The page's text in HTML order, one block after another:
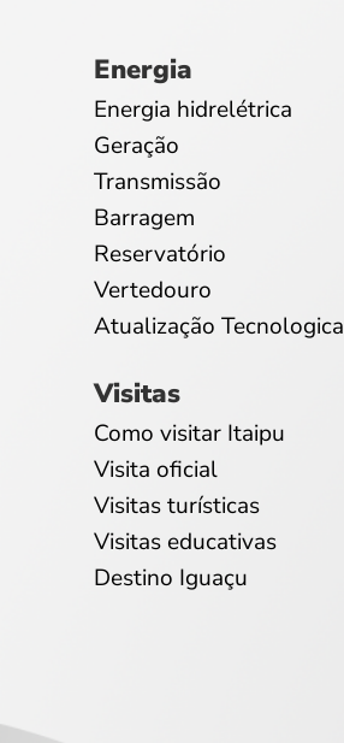
Energia
Energia hidrelétrica
Geração
Transmissão
Barragem
Reservatório
Vertedouro
Atualização Tecnologica
Visitas
Como visitar Itaipu
Visita oficial
Visitas turísticas
Visitas educativas
Destino Iguaçu